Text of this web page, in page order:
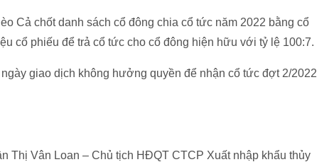
Cả chốt danh sách cổ đông chia cổ tức năm 2022 bằng cổ
cổ phiếu để trả cổ tức cho cổ đông hiện hữu với tỷ lệ 100:7.
giao dịch không hưởng quyền để nhận cổ tức đợt 2/2022
Thị Vân Loan – Chủ tịch HĐQT CTCP Xuất nhập khẩu thủy